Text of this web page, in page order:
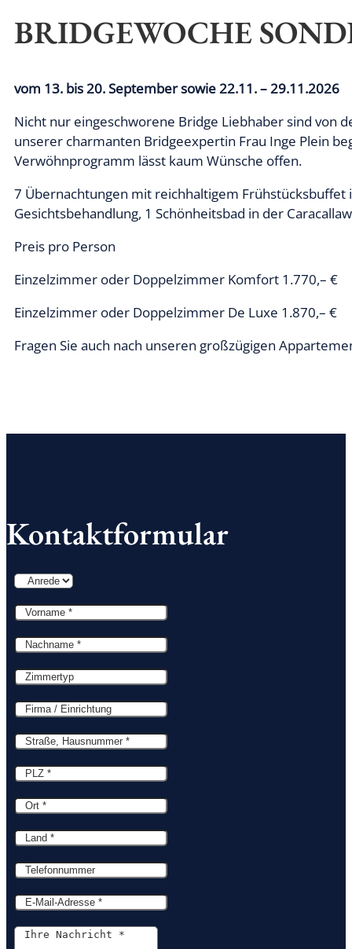
BRIDGEWOCHE
vom 13. bis 20. September sowie 22.11. – 29.11.2026
Nicht nur eingeschworene Bridge Liebhaber sind von
unserer charmanten Bridgeexpertin Frau Inge Plein
Verwöhnprogramm lässt kaum Wünsche offen.
7 Übernachtungen mit reichhaltigem Frühstücksbuffet
Gesichtsbehandlung, 1 Schönheitsbad in der
Preis pro Person
Einzelzimmer oder Doppelzimmer Komfort 1.770,– €
Einzelzimmer oder Doppelzimmer De Luxe 1.870,– €
Fragen Sie auch nach unseren großzügigen
Kontaktformular